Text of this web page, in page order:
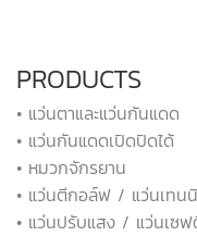
PRODUCTS
• แว่นตาและแว่นกันแดด
• แว่นกันแดดเปิดปิดได้
• หมวกจักรยาน
• แว่นตีกอล์ฟ / แว่นเทน
• แว่นปรับแสง / แว่นเซ